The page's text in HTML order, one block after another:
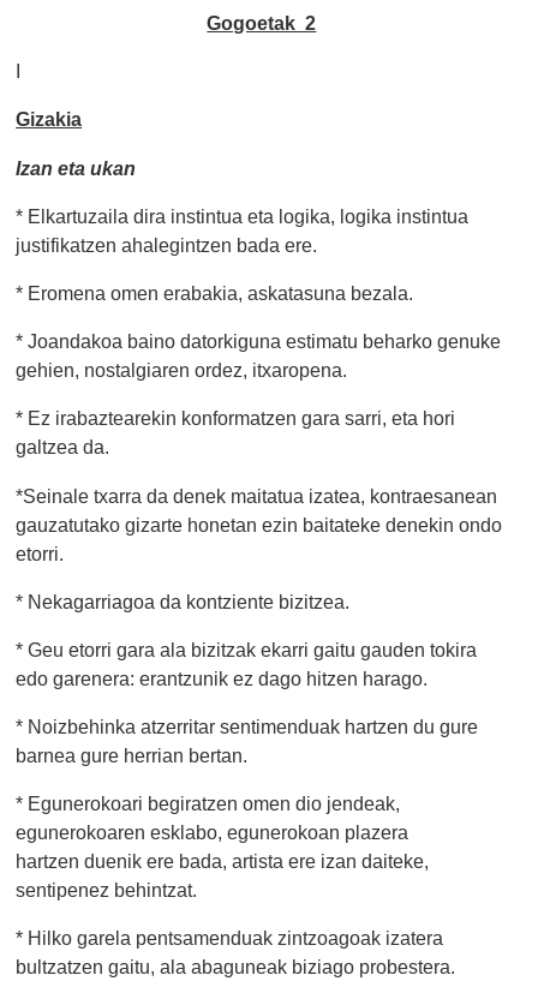
Gogoetak 2
I
Gizakia
Izan eta ukan
* Elkartuzaila dira instintua eta logika, logika instintua
justifikatzen ahalegintzen bada ere.
* Eromena omen erabakia, askatasuna bezala.
* Joandakoa baino datorkiguna estimatu beharko genuke
gehien, nostalgiaren ordez, itxaropena.
* Ez irabaztearekin konformatzen gara sarri, eta hori
galtzea da.
*Seinale txarra da denek maitatua izatea, kontraesanean
gauzatutako gizarte honetan ezin baitateke denekin ondo
etorri.
* Nekagarriagoa da kontziente bizitzea.
* Geu etorri gara ala bizitzak ekarri gaitu gauden tokira
edo garenera: erantzunik ez dago hitzen harago.
* Noizbehinka atzerritar sentimenduak hartzen du gure
barnea gure herrian bertan.
* Egunerokoari begiratzen omen dio jendeak,
egunerokoaren esklabo, egunerokoan plazera
hartzen duenik ere bada, artista ere izan daiteke,
sentipenez behintzat.
* Hilko garela pentsamenduak zintzoagoak izatera
bultzatzen gaitu, ala abaguneak biziago probestera.